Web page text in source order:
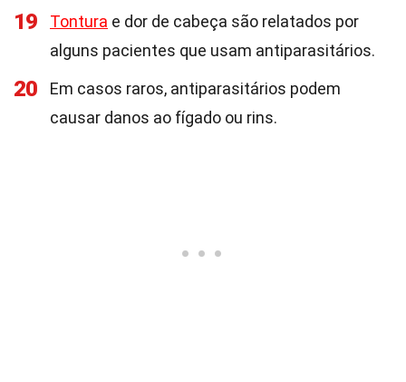
19 Tontura e dor de cabeça são relatados por
alguns pacientes que usam antiparasitários.
20
Em casos raros, antiparasitários podem
causar danos ao fígado ou rins.